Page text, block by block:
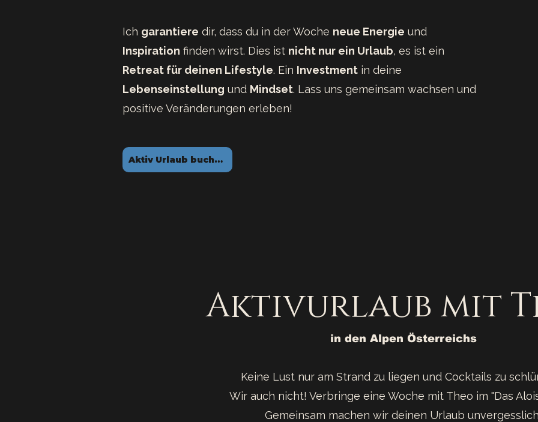
Ich garantiere dir, dass du in der Woche neue Energie und
Inspiration finden wirst. Dies ist nicht nur ein Urlaub, es ist ein
Retreat für deinen Lifestyle. Ein Investment in deine
Lebenseinstellung und Mindset. Lass uns gemeinsam wachsen und
positive Veränderungen erleben!
Aktiv Urlaub buchen
Aktivurlaub mit
in den Alpen Österreichs​
Keine Lust nur am Strand zu liegen und Cocktails zu
Wir auch nicht! Verbringe eine Woche mit Theo im "Das
Gemeinsam machen wir deinen Urlaub